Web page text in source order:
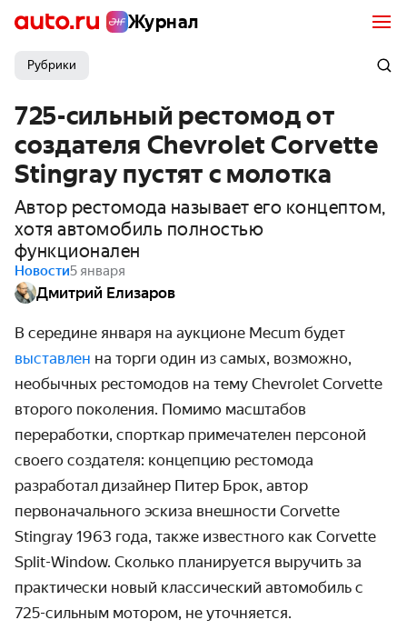
Журнал
Рубрики
725-сильный рестомод от
создателя Chevrolet Corvette
Stingray пустят с молотка
Автор рестомода называет его концептом,
хотя автомобиль полностью
функционален
Новости5 января
Дмитрий Елизаров
выставлен на торги один из самых, возможно,
необычных рестомодов на тему Chevrolet Corvette
второго поколения. Помимо масштабов
переработки, спорткар примечателен персоной
своего создателя: концепцию рестомода
разработал дизайнер Питер Брок, автор
первоначального эскиза внешности Corvette
Stingray 1963 года, также известного как Corvette
Split-Window. Сколько планируется выручить за
практически новый классический автомобиль с
725-сильным мотором, не уточняется.